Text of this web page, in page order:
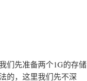
们先准备两个1G的存储
的，这里我们先不深